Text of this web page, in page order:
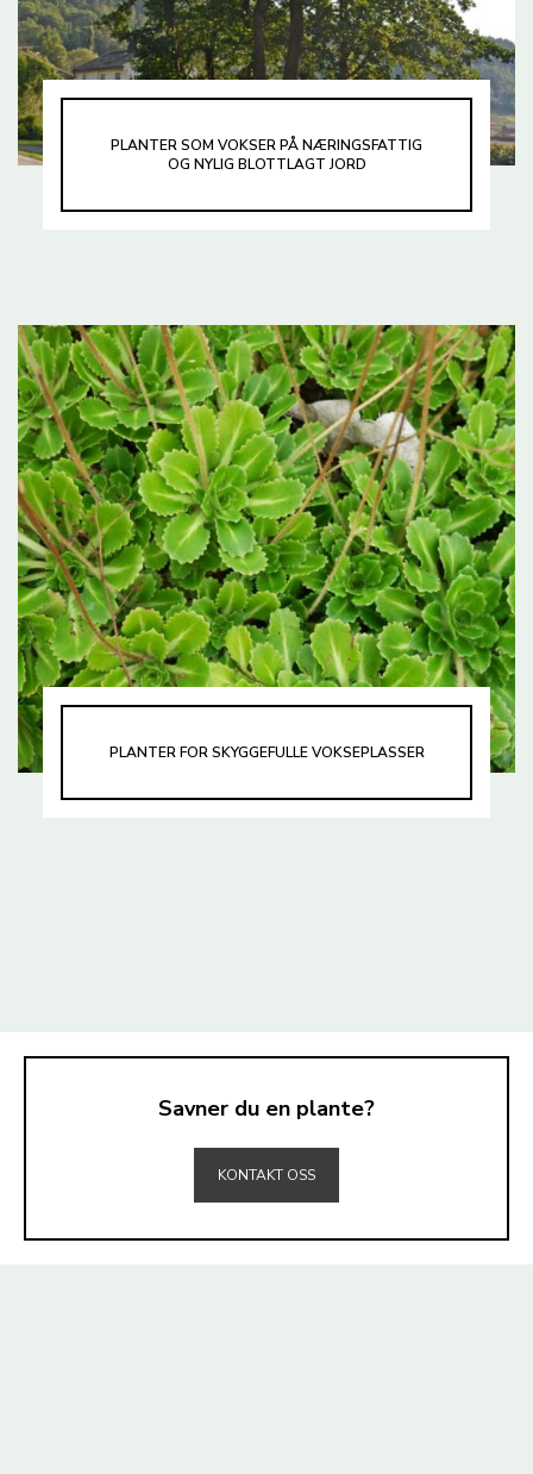
PLANTER SOM VOKSER PÅ NÆRINGSFATTIG
OG NYLIG BLOTTLAGT JORD
PLANTER FOR SKYGGEFULLE VOKSEPLASSER
Savner du en plante?
KONTAKT OSS